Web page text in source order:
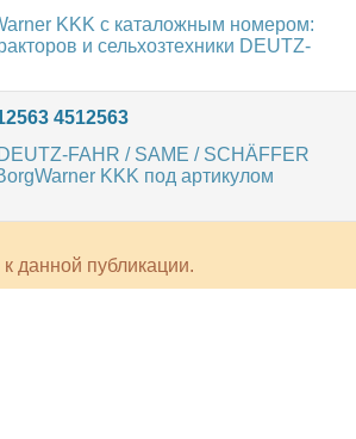
KKK с каталожным номером:
и сельхозтехники DEUTZ-
4512563
FAHR / SAME / SCHÄFFER
KKK под артикулом
данной публикации.